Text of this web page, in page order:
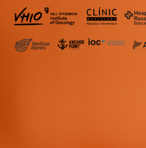
SOPORTE TÉCNICO Y
CENTRO DE